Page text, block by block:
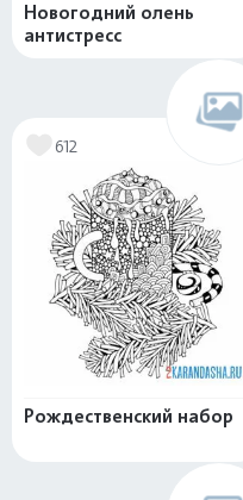
Новогодний олень
антистресс
612
Рождественский набор